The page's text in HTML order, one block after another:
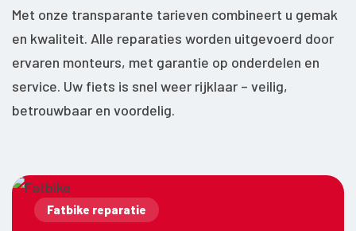
Met onze transparante tarieven combineert u gemak
en kwaliteit. Alle reparaties worden uitgevoerd door
ervaren monteurs, met garantie op onderdelen en
service. Uw fiets is snel weer rijklaar – veilig,
betrouwbaar en voordelig.
Fatbike reparatie